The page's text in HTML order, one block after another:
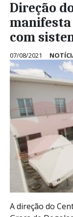
Direção
manifesta
com
07/08/2021
A direção do